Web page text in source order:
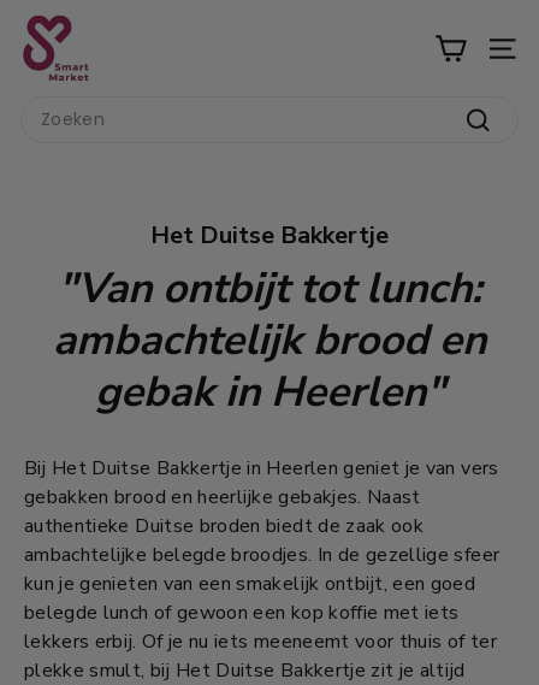
naar
inhoud
S
m
Search
Het Duitse Bakkertje
"Van ontbijt tot lunch:
ambachtelijk brood en
gebak in Heerlen"
Bij Het Duitse Bakkertje in Heerlen geniet je van vers
gebakken brood en heerlijke gebakjes. Naast
authentieke Duitse broden biedt de zaak ook
ambachtelijke belegde broodjes. In de gezellige sfeer
kun je genieten van een smakelijk ontbijt, een goed
belegde lunch of gewoon een kop koffie met iets
lekkers erbij. Of je nu iets meeneemt voor thuis of ter
plekke smult, bij Het Duitse Bakkertje zit je altijd